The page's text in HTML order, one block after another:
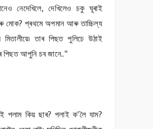
নেদেখিলে, দেখিলেও চকু ঘূৰাই
মোক? প্ৰথমে অপমান আৰু তাচ্চিল্য
তাৰ পিছত পুলিচে উঠাই
পিছত আপুনি চব জানে.."
পলাম কিয় ছাৰ? পলাই ক'লৈ যাম?